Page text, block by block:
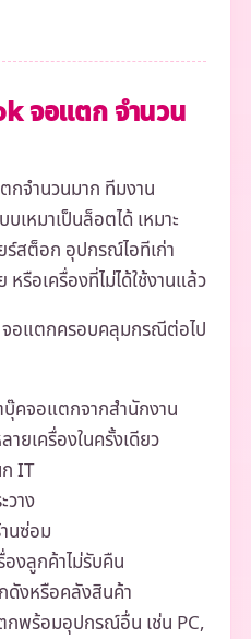
จอแตก จำนวน
จำนวนมาก ทีมงาน
หมาเป็นล็อตได้ เหมาะ
สต็อก อุปกรณ์ไอทีเก่า
หรือเครื่องที่ไม่ได้ใช้งานแล้ว
จอแตกครอบคลุมกรณีต่อไป
คจอแตกจากสำนักงาน
ยเครื่องในครั้งเดียว
IT
าง
นซ่อม
องลูกค้าไม่รับคืน
ดังหรือคลังสินค้า
พร้อมอุปกรณ์อื่น เช่น PC,